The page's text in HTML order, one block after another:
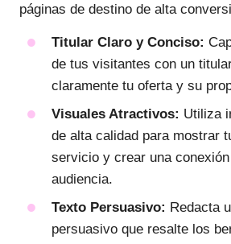
páginas de destino de alta
Titular Claro y Conciso:
de tus visitantes con un
claramente tu oferta y su
Visuales Atractivos: Utiliza
de alta calidad para mostrar
servicio y crear una
audiencia.
Texto Persuasivo: Redacta
persuasivo que resalte los